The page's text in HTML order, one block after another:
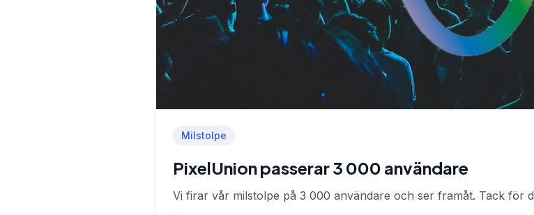
Milstolpe
PixelUnion passerar 3 000 användare
Vi firar vår milstolpe på 3 000 användare och ser framåt. Tack för